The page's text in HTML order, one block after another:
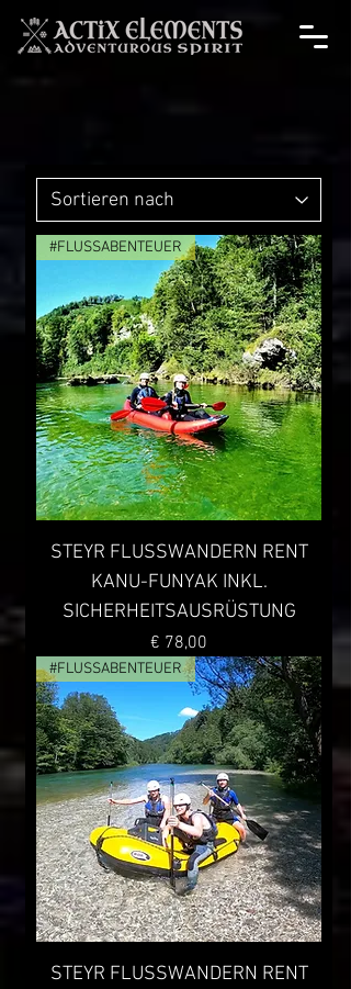
#FLUSSABENTEUER
STEYR FLUSSWANDERN RENT
KANU-FUNYAK INKL.
SICHERHEITSAUSRÜSTUNG
Preis
€ 78,00
#FLUSSABENTEUER
STEYR FLUSSWANDERN RENT